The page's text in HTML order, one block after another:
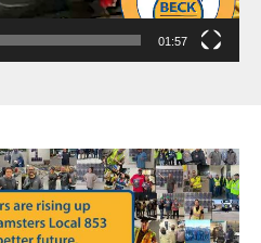
01:57